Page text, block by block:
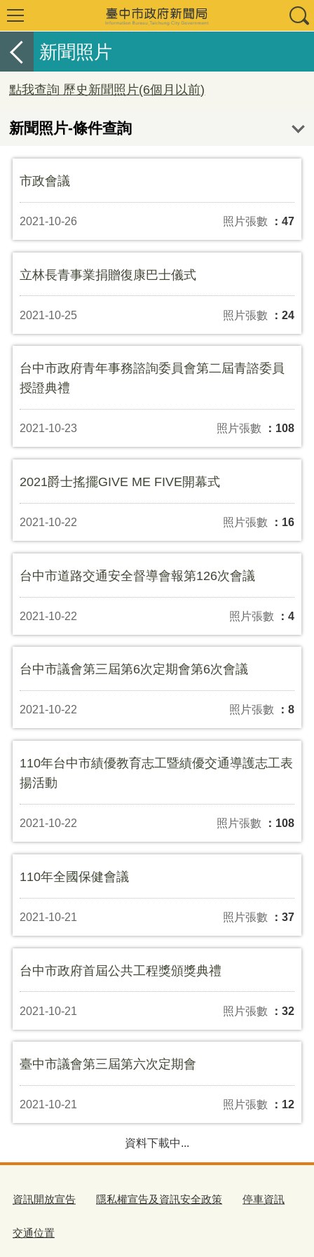
新聞照片
點我查詢 歷史新聞照片(6個月以前)
新聞照片-條件查詢
市政會議
2021-10-26 照片張數 ：47
立林長青事業捐贈復康巴士儀式
2021-10-25 照片張數 ：24
台中市政府青年事務諮詢委員會第二屆青諮委員
授證典禮
2021-10-23 照片張數 ：108
2021爵士搖擺GIVE ME FIVE開幕式
2021-10-22 照片張數 ：16
台中市道路交通安全督導會報第126次會議
2021-10-22 照片張數 ：4
台中市議會第三屆第6次定期會第6次會議
2021-10-22 照片張數 ：8
110年台中市績優教育志工暨績優交通導護志工表
揚活動
2021-10-22 照片張數 ：108
110年全國保健會議
2021-10-21 照片張數 ：37
台中市政府首屆公共工程獎頒獎典禮
2021-10-21 照片張數 ：32
臺中市議會第三屆第六次定期會
2021-10-21 照片張數 ：12
資料下載中...
資訊開放宣告 隱私權宣告及資訊安全政策 停車資訊
交通位置